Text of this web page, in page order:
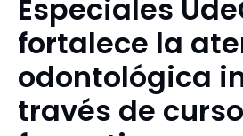
Especiales
fortalece la
odontológica
través de curso